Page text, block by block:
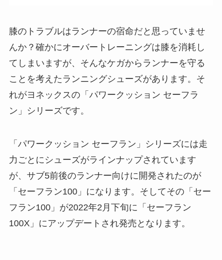
膝のトラブルはランナーの宿命だと思っていませ
んか？確かにオーバートレーニングは膝を消耗し
てしまいますが、そんなケガからランナーを守る
ことを考えたランニングシューズがあります。そ
れがヨネックスの「パワークッション セーフラ
ン」シリーズです。
「パワークッション セーフラン」シリーズには走
力ごとにシューズがラインナップされています
が、サブ5前後のランナー向けに開発されたのが
「セーフラン100」になります。そしてその「セー
フラン100」が2022年2月下旬に「セーフラン
100X」にアップデートされ発売となります。